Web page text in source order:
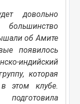
довольно
об Амите
появилось
индийский
которая
этом клубе.